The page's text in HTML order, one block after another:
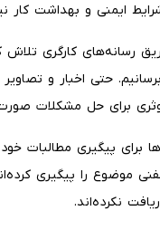
ایمنی و بهداشت کار
رسانه‌های کارگری
برسانیم. حتی اخبار و
برای حل مشکلات
برای پیگیری مطالبات
موضوع را پیگیری
نکرده‌اند.